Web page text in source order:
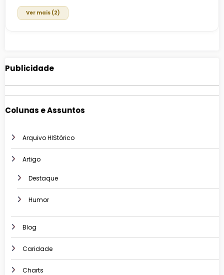
Ver mais (2)
Publicidade
Colunas e Assuntos
Arquivo HIStórico
Artigo
Destaque
Humor
Blog
Caridade
Charts